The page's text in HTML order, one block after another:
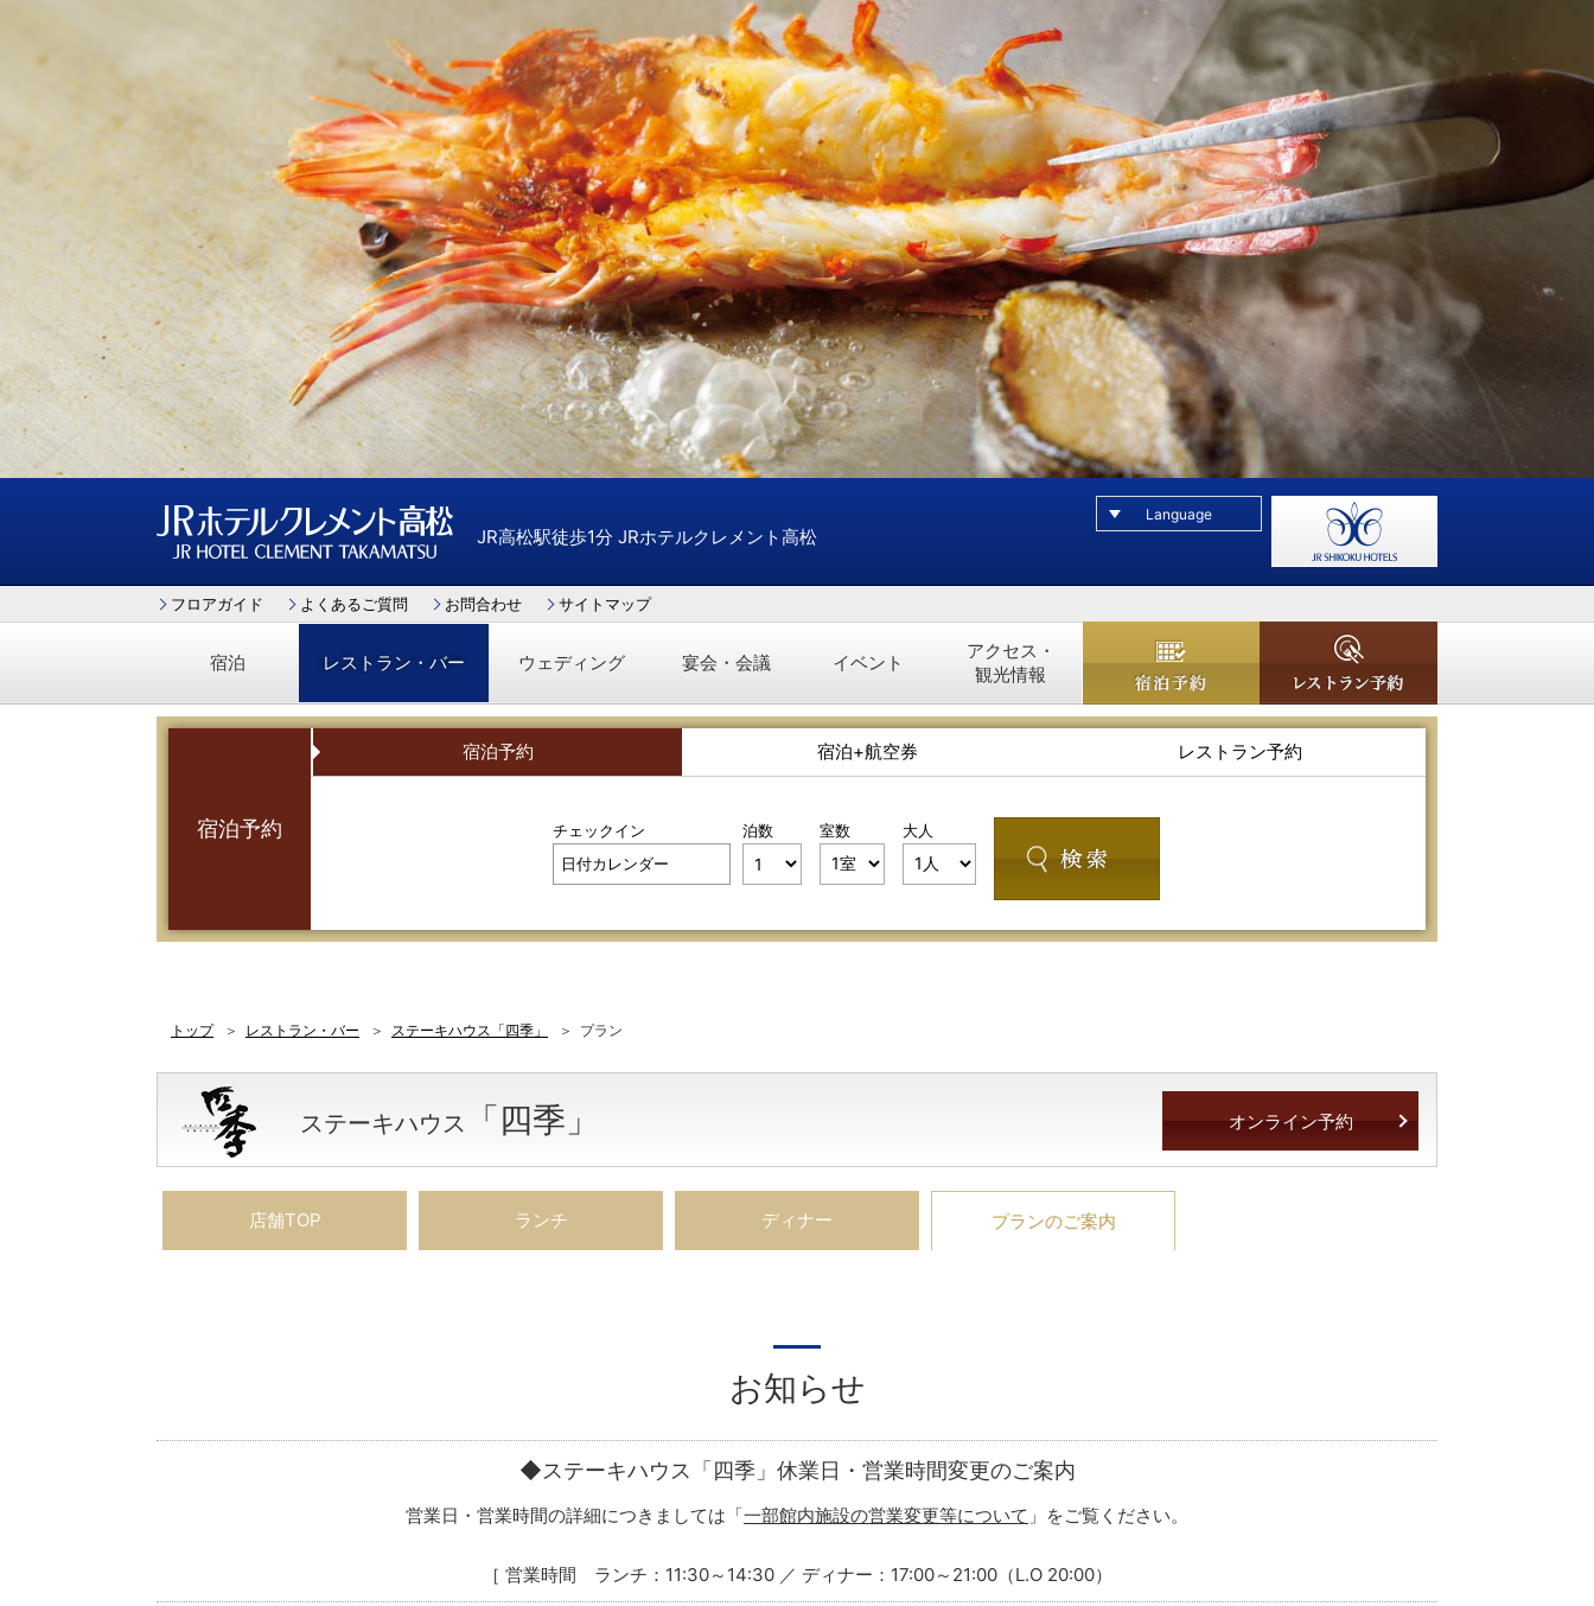
JRホテルクレメント高松
JR高松駅徒歩1分 JRホテルクレメント高松
Language
フロアガイド よくあるご質問 お問合わせ サイトマップ
宿泊 レストラン・バー ウェディング 宴会・会議 イベント
アクセス・
観光情報
宿泊予約 レストラン予約
宿泊予約
宿泊予約 宿泊+航空券 レストラン予約
チェックイン 泊数 室数 大人
トップ レストラン・バー ステーキハウス「四季」 プラン
ステーキハウス 「四季」 オンライン予約
店舗TOP ランチ ディナー プランのご案内
お知らせ
◆ステーキハウス「四季」休業日・営業時間変更のご案内
営業日・営業時間の詳細につきましては「一部館内施設の営業変更等について 」をご覧ください。
［ 営業時間 ランチ：11:30～14:30 ／ ディナー：17:00～21:00（L.O 20:00）